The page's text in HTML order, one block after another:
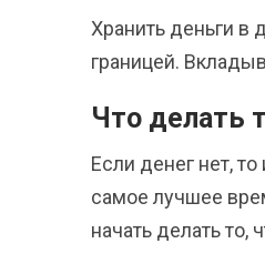
Хранить деньги в
границей.
Что делать
Если денег нет,
самое лучшее
начать делать то,